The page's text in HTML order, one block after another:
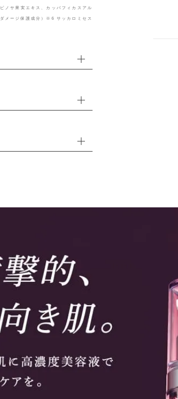
ノサ果実エキス、カッパフィカスアル
メージ保護成分）※6 サッカロミセス